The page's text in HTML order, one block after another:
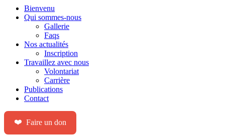
Bienvenu
Qui sommes-nous
Gallerie
Faqs
Nos actualités
Inscription
Travaillez avec nous
Volontariat
Carrière
Publications
Contact
❤️ Faire un don